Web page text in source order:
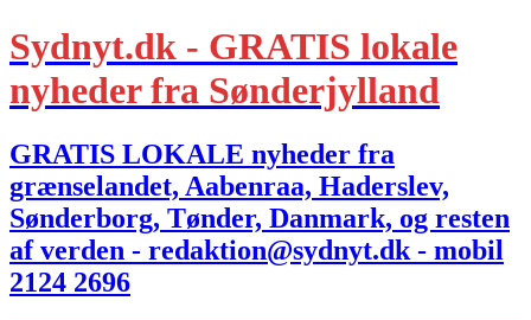
Sydnyt.dk - GRATIS lokale
nyheder fra Sønderjylland
GRATIS LOKALE nyheder fra
grænselandet, Aabenraa, Haderslev,
Sønderborg, Tønder, Danmark, og resten
af verden - redaktion@sydnyt.dk - mobil
2124 2696